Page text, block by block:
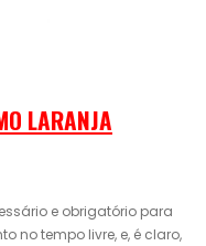
LARANJA
e obrigatório para
no tempo livre, e, é claro,